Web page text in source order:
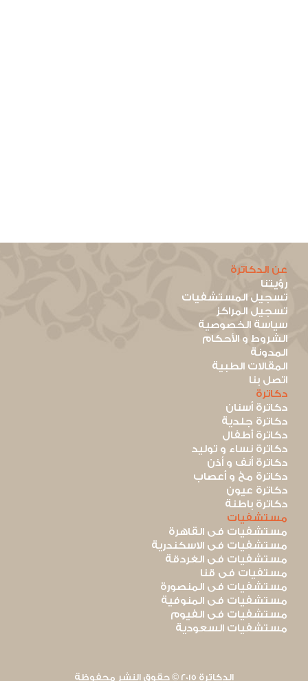
عن الدكاترة
رؤيتنا
تسجيل المستشفيات
تسجيل المراكز
سياسة الخصوصية
الشروط و الأحكام
المدونة
المقالات الطبية
اتصل بنا
دكاترة
دكاترة أسنان
دكاترة جلدية
دكاترة أطفال
دكاترة نساء و توليد
دكاترة أنف و أذن
دكاترة مخ و أعصاب
دكاترة عيون
دكاترة باطنة
مستشفيات
مستشفيات فى القاهرة
مستشفيات فى الاسكندرية
مستشفيات فى الغردقة
مستفيات فى قنا
مستشفيات فى المنصورة
مستشفيات فى المنوفية
مستشفيات فى الفيوم
مستشفيات السعودية
الدكاترة 2015 © حقوق النشر محفوظة